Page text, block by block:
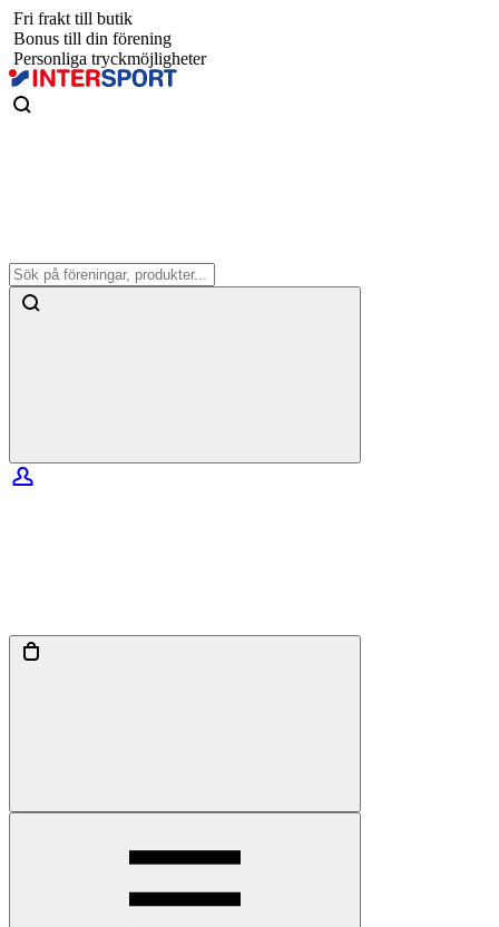
Fri frakt till butik
Bonus till din förening
Personliga tryckmöjligheter